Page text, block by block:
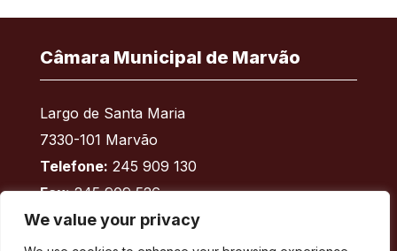
We value your privacy
Câmara Municipal de Marvão
Largo de Santa Maria
7330-101 Marvão
Telefone: 245 909 130
Fax: 245 909 526
E-mail: geral@cm-marvao.pt